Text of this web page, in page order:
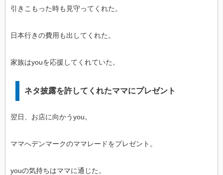
引きこもった時も見守ってくれた。
日本行きの費用も出してくれた。
家族はyouを応援してくれていた。
ネタ披露を許してくれたママにプレゼント
翌日、お店に向かうyou。
ママへデンマークのママレードをプレゼント。
youの気持ちはママに通じた。